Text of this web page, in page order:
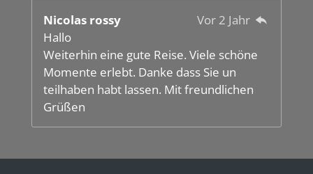
Nicolas rossy
Vor 2 Jahr
Hallo
Weiterhin eine gute Reise. Viele schöne
Momente erlebt. Danke dass Sie un
teilhaben habt lassen. Mit freundlichen
Grüßen